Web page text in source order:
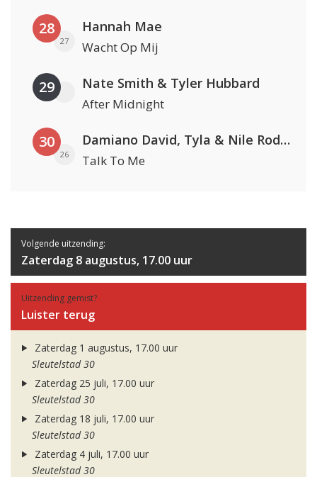
28
27
Hannah Mae
Wacht Op Mij
29 Nate Smith & Tyler Hubbard
After Midnight
30
26
Damiano David, Tyla & Nile Rodgers
Talk To Me
Volgende uitzending:
Zaterdag 8 augustus, 17.00 uur
Uitzending gemist?
Luister terug
Zaterdag 1 augustus, 17.00 uur
Sleutelstad 30
Zaterdag 25 juli, 17.00 uur
Sleutelstad 30
Zaterdag 18 juli, 17.00 uur
Sleutelstad 30
Zaterdag 4 juli, 17.00 uur
Sleutelstad 30